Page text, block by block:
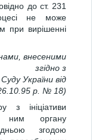
до ст. 231
не може
при вирішенні
внесеними
згідно з
України від
р. № 18)
з ініціативи
ним органу
згодою